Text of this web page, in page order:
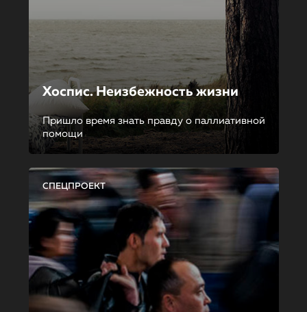
Хоспис. Неизбежность жизни
Пришло время знать правду о паллиативной
помощи
СПЕЦПРОЕКТ